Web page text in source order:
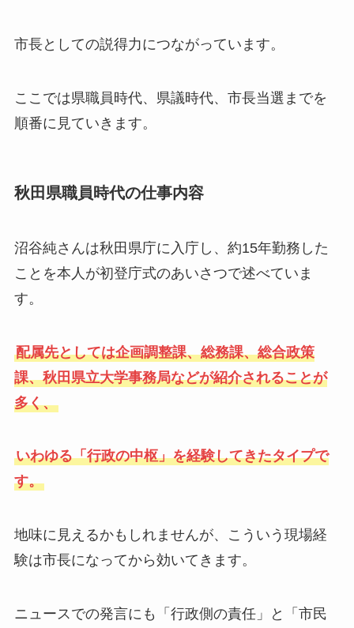
市長としての説得力につながっています。
ここでは県職員時代、県議時代、市長当選までを
順番に見ていきます。
秋田県職員時代の仕事内容
沼谷純さんは秋田県庁に入庁し、約15年勤務した
ことを本人が初登庁式のあいさつで述べていま
す。
配属先としては企画調整課、総務課、総合政策
課、秋田県立大学事務局などが紹介されることが
多く、
いわゆる「行政の中枢」を経験してきたタイプで
す。
地味に見えるかもしれませんが、こういう現場経
験は市長になってから効いてきます。
ニュースでの発言にも「行政側の責任」と「市民